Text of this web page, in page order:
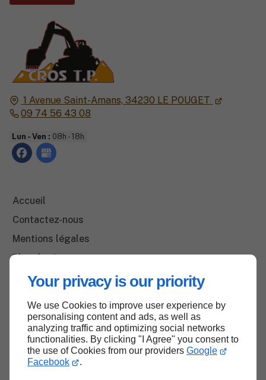
Your privacy is our priority
We use Cookies to improve user experience by
personalising content and ads, as well as
analyzing traffic and optimizing social networks
functionalities. By clicking "I Agree" you consent to
the use of Cookies from our providers Google
Facebook
.
1 Avenue Saint-Amans, 34230 LE POUGET
09 74 56 43 08
Lun - Ven : 08h - 18h
Accueil
Contactez-nous
Mentions légales
Plan du site
Haut de page